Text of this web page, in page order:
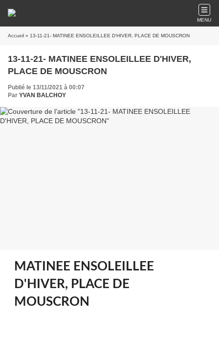
MENU
Accueil » 13-11-21- MATINEE ENSOLEILLEE D'HIVER, PLACE DE MOUSCRON
13-11-21- MATINEE ENSOLEILLEE D'HIVER,
PLACE DE MOUSCRON
Publié le 13/11/2021 à 00:07
Par YVAN BALCHOY
MATINEE ENSOLEILLEE
D'HIVER, PLACE DE
MOUSCRON